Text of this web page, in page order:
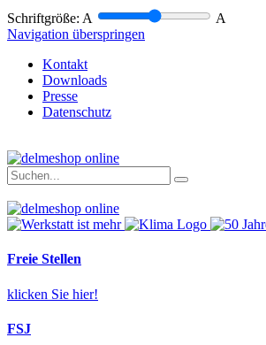
Schriftgröße: A
A
Navigation überspringen
Kontakt
Downloads
Presse
Datenschutz
Freie Stellen
klicken Sie hier!
FSJ